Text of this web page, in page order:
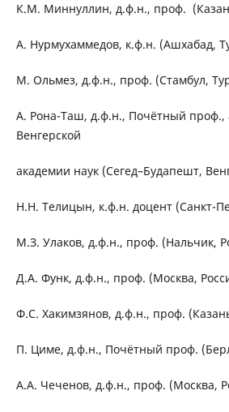
К.М. Миннуллин, д.ф.н., проф.
А. Нурмухаммедов, к.ф.н. (Ашхабад,
М. Ольмез, д.ф.н., проф. (Стамбул,
А. Рона-Таш, д.ф.н., Почётный проф.,
Венгерской
академии наук (Сегед–Будапешт,
Н.Н. Телицын, к.ф.н. доцент (Санкт-
М.З. Улаков, д.ф.н., проф. (Нальчик,
Д.А. Функ, д.ф.н., проф. (Москва,
Ф.С. Хакимзянов, д.ф.н., проф.
П. Циме, д.ф.н., Почётный проф.
А.А. Чеченов, д.ф.н., проф. (Москва,